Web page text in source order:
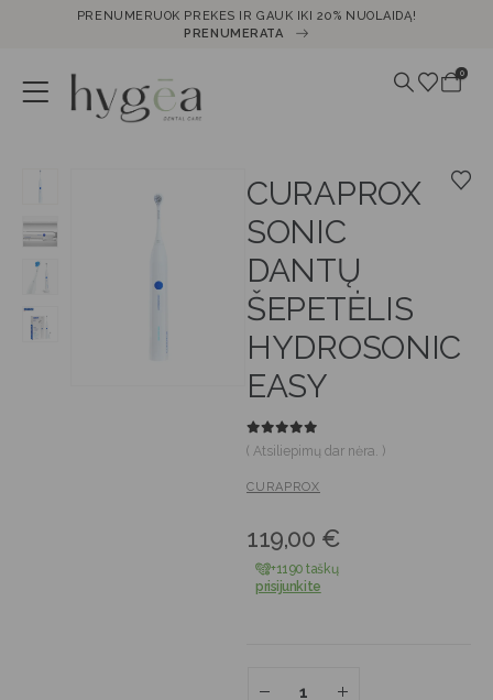
PRENUMERUOK PREKES IR GAUK IKI 20% NUOLAIDĄ!
PRENUMERATA
0
CURAPROX
SONIC
DANTŲ
ŠEPETĖLIS
HYDROSONIC
EASY
0out of 5
( Atsiliepimų dar nėra. )
CURAPROX
119,00 €
+1190 taškų
prisijunkite